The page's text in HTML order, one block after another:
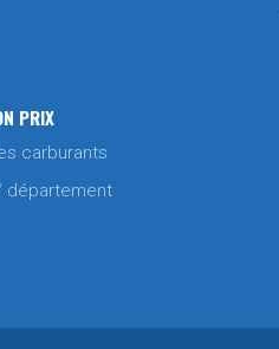
PRIX
carburants
département